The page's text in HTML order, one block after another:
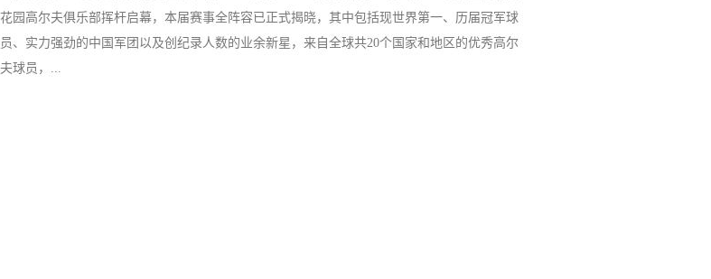
花园高尔夫俱乐部挥杆启幕，本届赛事全阵容已正式揭晓，其中包括现世界第一、历届冠军球
员、实力强劲的中国军团以及创纪录人数的业余新星，来自全球共20个国家和地区的优秀高尔
夫球员，...